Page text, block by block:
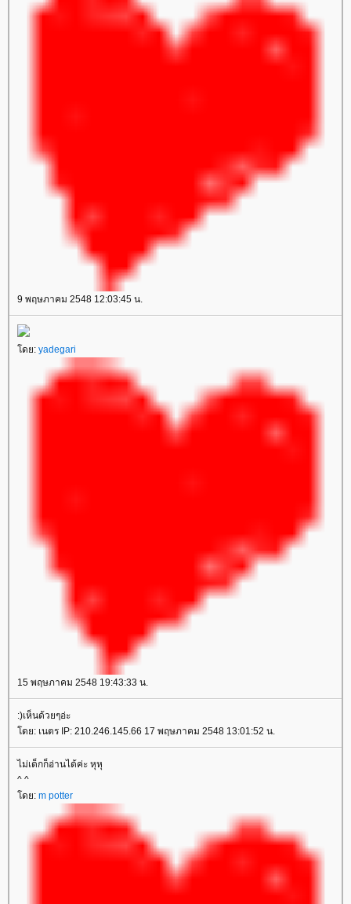
9 พฤษภาคม 2548 12:03:45 น.
ดย: yadegari
15 พฤษภาคม 2548 19:43:33 น.
:)เห็นด้วยๆอ่ะ
ดย: เนตร IP: 210.246.145.66 17 พฤษภาคม 2548 13:01:52 น.
ไม่เด็กก็อ่านได้ค่ะ หุหุ
^ ^
ดย: m potter